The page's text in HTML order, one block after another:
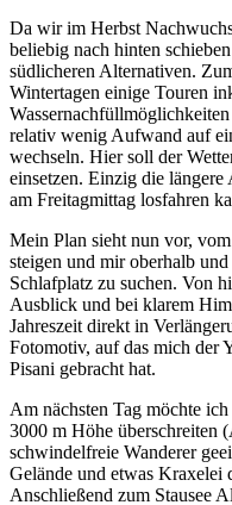
Da wir im Herbst
beliebig nach hinten
südlicheren Alternativen.
Wintertagen einige Touren
relativ wenig Aufwand auf
wechseln. Hier soll der
einsetzen. Einzig die
am Freitagmittag losfahren
Mein Plan sieht nun vor,
steigen und mir oberhalb
Schlafplatz zu suchen. Von
Ausblick und bei klarem
Jahreszeit direkt in
Fotomotiv, auf das mich der
Pisani gebracht hat.
Am nächsten Tag möchte
3000 m Höhe überschreiten
schwindelfreie Wanderer
Gelände und etwas Kraxelei
Anschließend zum Stausee